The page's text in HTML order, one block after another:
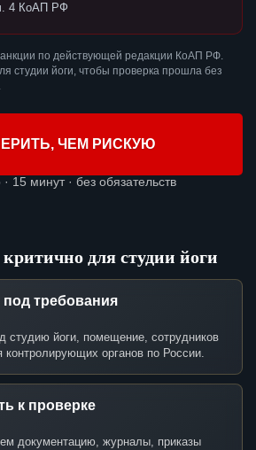
4 КоАП РФ
по действующей редакции КоАП РФ.
студии йоги, чтобы проверка прошла без
ЧЕМ РИСКУЮ
15 минут · без обязательств
для студии йоги
под требования
студию йоги, помещение, сотрудников
контролирующих органов по России.
к проверке
документацию, журналы, приказы